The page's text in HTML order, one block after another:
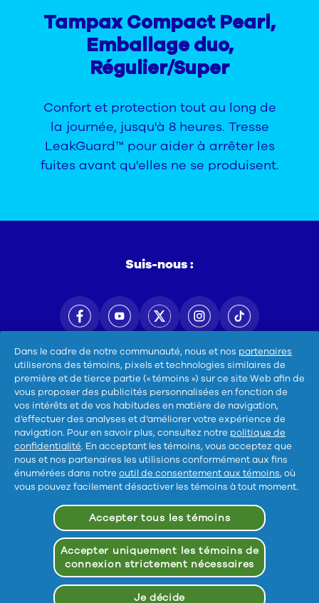
Tampax Compact Pearl,
Emballage duo,
Régulier/Super
Confort et protection tout au long de
la journée, jusqu'à 8 heures. Tresse
LeakGuard™ pour aider à arrêter les
fuites avant qu'elles ne se produisent.
Suis-nous :
Conditions d’utilisation
Notification de Confidentialite
Déclaration d’accessibilité
Mes données
Politique de confidentialité des données de santé des
consommateurs
Plan du site
Ne pas vendre ou partager mes informations
Dans le cadre de notre communauté, nous et nos partenaires
utiliserons des témoins, pixels et technologies similaires de
première et de tierce partie (« témoins ») sur ce site Web afin de
vous proposer des publicités personnalisées en fonction de
vos intérêts et de vos habitudes en matière de navigation,
d’effectuer des analyses et d’améliorer votre expérience de
navigation. Pour en savoir plus, consultez notre politique de
confidentialité. En acceptant les témoins, vous acceptez que
nous et nos partenaires les utilisions conformément aux fins
énumérées dans notre outil de consentement aux témoins, où
vous pouvez facilement désactiver les témoins à tout moment.
Accepter tous les témoins
Accepter uniquement les témoins de
connexion strictement nécessaires
Je décide